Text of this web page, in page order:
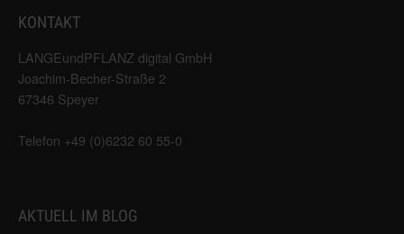
KONTAKT
LANGEundPFLANZ digital GmbH
Joachim-Becher-Straße 2
67346 Speyer
Telefon +49 (0)6232 60 55-0
AKTUELL IM BLOG